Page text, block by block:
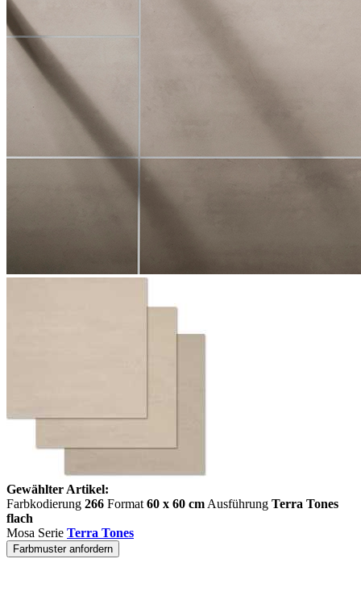
Gewählter Artikel:
Farbkodierung 266 Format 60 x 60 cm Ausführung Terra Tones
flach
Mosa Serie Terra Tones
Farbmuster anfordern